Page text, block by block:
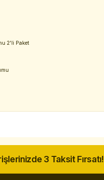
2'li Paket
3 Taksit Fırsatı!